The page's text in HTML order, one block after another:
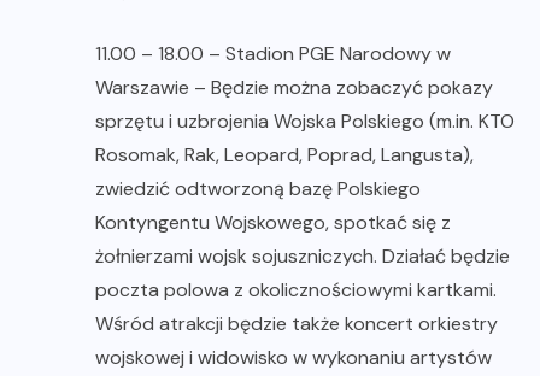
11.00 – 18.00 – Stadion PGE Narodowy w
Warszawie – Będzie można zobaczyć pokazy
sprzętu i uzbrojenia Wojska Polskiego (m.in. KTO
Rosomak, Rak, Leopard, Poprad, Langusta),
zwiedzić odtworzoną bazę Polskiego
Kontyngentu Wojskowego, spotkać się z
żołnierzami wojsk sojuszniczych. Działać będzie
poczta polowa z okolicznościowymi kartkami.
Wśród atrakcji będzie także koncert orkiestry
wojskowej i widowisko w wykonaniu artystów